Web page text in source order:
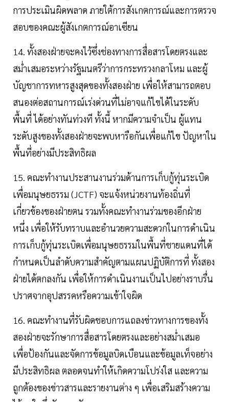
การประเมินผิดพลาด ภายใต้การสังเกตการณ์และการตรวจ
สอบของคณะผู้สังเกตการณ์อาเซียน
14. ทั้งสองฝ่ายจะคงไว้ซึ่งช่องทางการสื่อสารโดยตรงและ
สม่ำเสมอระหว่างรัฐมนตรีว่าการกระทรวงกลาโหม และผู้
บัญชาการทหารสูงสุดของทั้งสองฝ่าย เพื่อให้สามารถตอบ
สนองต่อสถานการณ์เร่งด่วนที่ไม่อาจแก้ไขได้ในระดับ
พื้นที่ ได้อย่างทันท่วงที ทั้งนี้ หากมีความจำเป็น ผู้แทน
ระดับสูงของทั้งสองฝ่ายจะพบหารือกันเพื่อแก้ไข ปัญหาใน
พื้นที่อย่างมีประสิทธิผล
15. คณะทำงานประสานงานร่วมด้านการเก็บกู้ทุ่นระเบิด
เพื่อมนุษยธรรม (JCTF) จะแจ้งหน่วยงานท้องถิ่นที่
เกี่ยวข้องของฝ่ายตน รวมทั้งคณะทำงานร่วมของอีกฝ่าย
หนึ่ง เพื่อให้รับทราบและอำนวยความสะดวกในการดำเนิน
การเก็บกู้ทุ่นระเบิดเพื่อมนุษยธรรมในพื้นที่ชายแดนที่ได้
กำหนดเป็นลำดับความสำคัญตามแผนปฏิบัติการที่ ทั้งสอง
ฝ่ายได้ตกลงกัน เพื่อให้การดำเนินงานเป็นไปอย่างราบรื่น
ปราศจากอุปสรรคหรือความเข้าใจผิด
16. คณะทำงานที่รับผิดชอบการแถลงข่าวทางการของทั้ง
สองฝ่ายจะรักษาการสื่อสารโดยตรงและอย่างสม่ำเสมอ
เพื่อป้องกันและจัดการข้อมูลบิดเบือนและข้อมูลเท็จอย่าง
มีประสิทธิผล ตลอดจนทำให้เกิดความโปร่งใส และความ
ถูกต้องของข่าวสารและรายงานต่าง ๆ เพื่อเสริมสร้างความ